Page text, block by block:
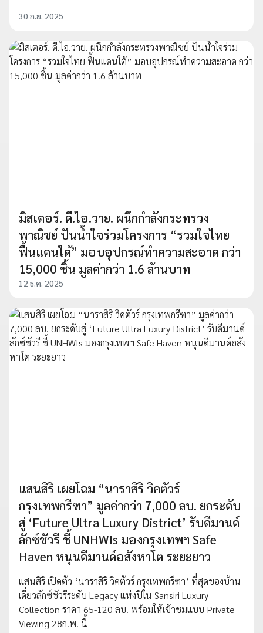
30 ก.ย. 2025
มิสเตอร์. ดี.ไอ.วาย. ผนึกกำลังกระทรวง
พาณิชย์ ปันน้ำใจร่วมโครงการ “รวมใจไทย
ฟื้นแดนใต้” มอบอุปกรณ์ทำความสะอาด กว่า
15,000 ชิ้น มูลค่ากว่า 1.6 ล้านบาท
12 ธ.ค. 2025
แสนสิริ เผยโฉม “นาราสิริ วิคตัวร์
กรุงเทพกรีฑา” มูลค่ากว่า 7,000 ลบ. ยกระดับ
สู่ ‘Future Ultra Luxury District’ รับดีมานด์
ลักซ์ชัวรี ชี้ UNHWIs มองกรุงเทพฯ Safe
Haven หนุนดีมานด์อสังหาโต ระยะยาว
แสนสิริ เปิดตัว ‘นาราสิริ วิคตัวร์ กรุงเทพกรีฑา’ ที่สุดของบ้าน
เดี่ยวลักซ์ชัวรีระดับ Legacy แห่งปีใน Sansiri Luxury
Collection ราคา 65-120 ลบ. พร้อมให้เข้าชมแบบ Private
Viewing 28ก.พ. นี้